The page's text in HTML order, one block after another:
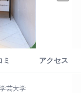
ミ アクセス
芸大学